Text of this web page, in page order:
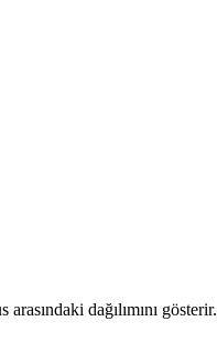
dağılımını gösterir.